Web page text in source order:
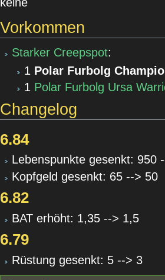
Vorkommen
Starker Creepspot:
1 Polar Furbolg
1 Polar Furbolg Ursa
Changelog
6.84
Lebenspunkte gesenkt: 950
Kopfgeld gesenkt: 65 --> 50
6.82
BAT erhöht: 1,35 --> 1,5
6.79
Rüstung gesenkt: 5 --> 3